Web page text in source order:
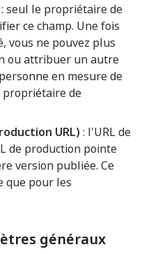
: seul le propriétaire de
ce champ. Une fois
vous ne pouvez plus
ou attribuer un autre
en mesure de
de
URL) : l'URL de
de production pointe
version publiée. Ce
que pour les
généraux